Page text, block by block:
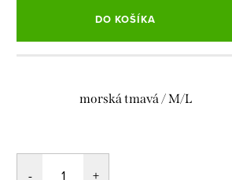
DO KOŠÍKA
morská tmavá / M/L